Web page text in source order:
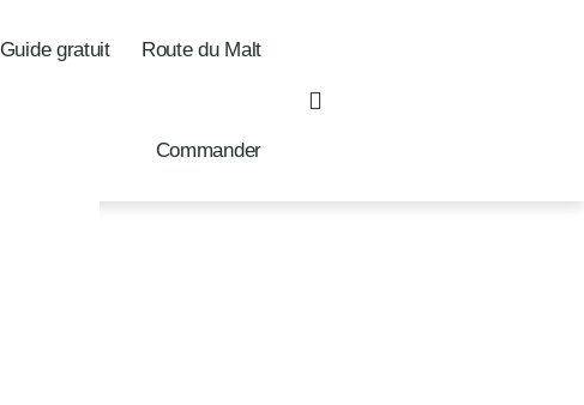
Guide gratuit Route du Malt
Commander